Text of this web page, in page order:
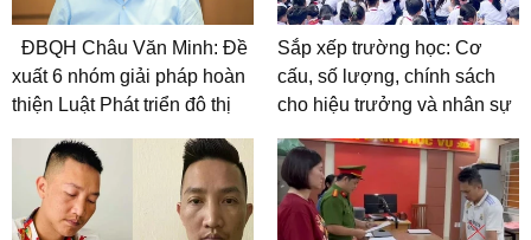
ĐBQH Châu Văn Minh: Đề
xuất 6 nhóm giải pháp hoàn
thiện Luật Phát triển đô thị
Sắp xếp trường học: Cơ
cấu, số lượng, chính sách
cho hiệu trưởng và nhân sự